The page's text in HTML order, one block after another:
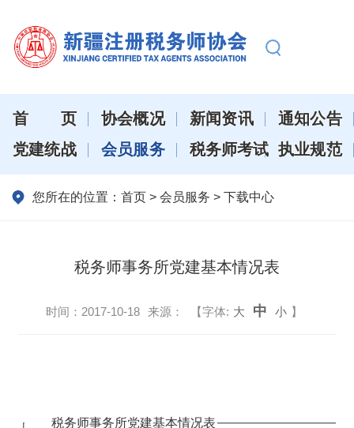
首页 协会概况 新闻资讯
通知公告
党建统战
会员服务 税务师考试 执业规范
您所在的位置： 首页 > 会员服务 > 下载中心
税务师事务所党建基本情况表
时间： 2017-10-18 来源： 【字体: 大 中 小 】
税务师事务所党建基本情况表